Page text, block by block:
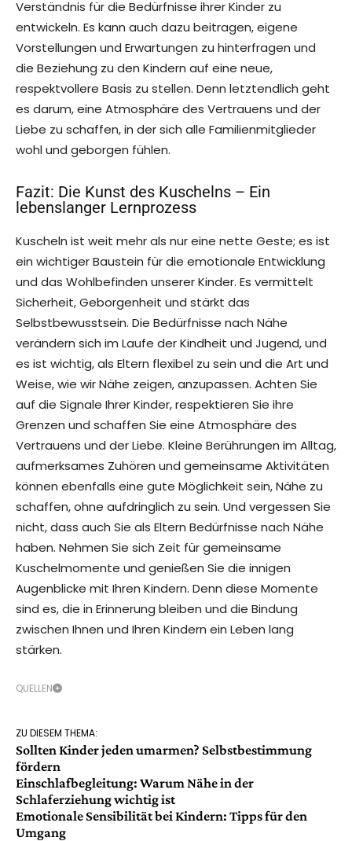
Verständnis für die Bedürfnisse ihrer Kinder zu
entwickeln. Es kann auch dazu beitragen, eigene
Vorstellungen und Erwartungen zu hinterfragen und
die Beziehung zu den Kindern auf eine neue,
respektvollere Basis zu stellen. Denn letztendlich geht
es darum, eine Atmosphäre des Vertrauens und der
Liebe zu schaffen, in der sich alle Familienmitglieder
wohl und geborgen fühlen.
Fazit: Die Kunst des Kuschelns – Ein
lebenslanger Lernprozess
Kuscheln ist weit mehr als nur eine nette Geste; es ist
ein wichtiger Baustein für die emotionale Entwicklung
und das Wohlbefinden unserer Kinder. Es vermittelt
Sicherheit, Geborgenheit und stärkt das
Selbstbewusstsein. Die Bedürfnisse nach Nähe
verändern sich im Laufe der Kindheit und Jugend, und
es ist wichtig, als Eltern flexibel zu sein und die Art und
Weise, wie wir Nähe zeigen, anzupassen. Achten Sie
auf die Signale Ihrer Kinder, respektieren Sie ihre
Grenzen und schaffen Sie eine Atmosphäre des
Vertrauens und der Liebe. Kleine Berührungen im Alltag,
aufmerksames Zuhören und gemeinsame Aktivitäten
können ebenfalls eine gute Möglichkeit sein, Nähe zu
schaffen, ohne aufdringlich zu sein. Und vergessen Sie
nicht, dass auch Sie als Eltern Bedürfnisse nach Nähe
haben. Nehmen Sie sich Zeit für gemeinsame
Kuschelmomente und genießen Sie die innigen
Augenblicke mit Ihren Kindern. Denn diese Momente
sind es, die in Erinnerung bleiben und die Bindung
zwischen Ihnen und Ihren Kindern ein Leben lang
stärken.
QUELLEN
ZU DIESEM THEMA:
Sollten Kinder jeden umarmen? Selbstbestimmung
fördern
Einschlafbegleitung: Warum Nähe in der
Schlaferziehung wichtig ist
Emotionale Sensibilität bei Kindern: Tipps für den
Umgang